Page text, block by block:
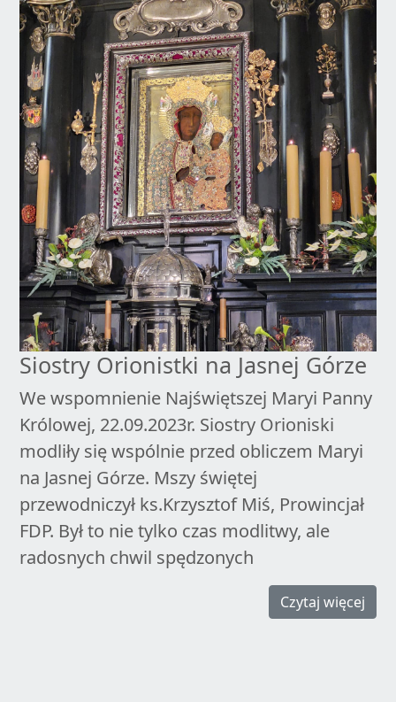
Siostry Orionistki na Jasnej Górze
We wspomnienie Najświętszej Maryi Panny
Królowej, 22.09.2023r. Siostry Orioniski
modliły się wspólnie przed obliczem Maryi
na Jasnej Górze. Mszy świętej
przewodniczył ks.Krzysztof Miś, Prowincjał
FDP. Był to nie tylko czas modlitwy, ale
radosnych chwil spędzonych
Czytaj więcej